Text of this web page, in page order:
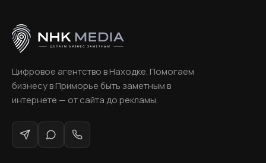
Цифровое агентство в Находке. Помогаем
бизнесу в Приморье быть заметным в
интернете — от сайта до рекламы.